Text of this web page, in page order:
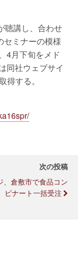
聴講し、合わせ
セミナーの模様
4月下旬をメド
同社ウェブサイ
得する。
次の投稿
、倉敷市で食品コン
ビナート一括受注